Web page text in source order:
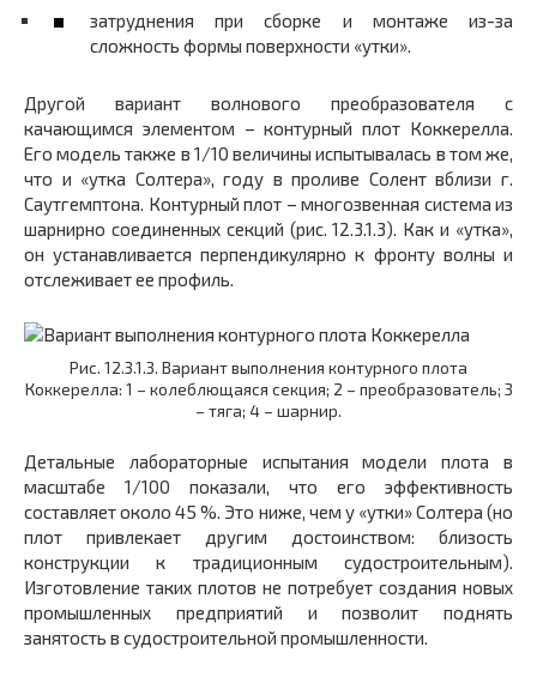
затруднения при сборке и монтаже из-за
сложность формы поверхности «утки».
Другой вариант волнового преобразователя с
качающимся элементом – контурный плот Коккерелла.
Его модель также в 1/10 величины испытывалась в том же,
что и «утка Солтера», году в проливе Солент вблизи г.
Саутгемптона. Контурный плот – многозвенная система из
шарнирно соединенных секций (рис. 12.3.1.3). Как и «утка»,
он устанавливается перпендикулярно к фронту волны и
отслеживает ее профиль.
Рис. 12.3.1.3. Вариант выполнения контурного плота
Коккерелла: 1 – колеблющаяся секция; 2 – преобразователь; 3
– тяга; 4 – шарнир.
Детальные лабораторные испытания модели плота в
масштабе 1/100 показали, что его эффективность
составляет около 45 %. Это ниже, чем у «утки» Солтера (но
плот привлекает другим достоинством: близость
конструкции к традиционным судостроительным).
Изготовление таких плотов не потребует создания новых
промышленных предприятий и позволит поднять
занятость в судостроительной промышленности.